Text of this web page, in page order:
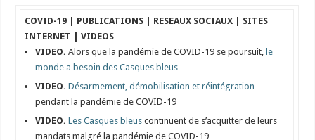
COVID-19 | PUBLICATIONS | RESEAUX SOCIAUX | SITES
INTERNET | VIDEOS
VIDEO. Alors que la pandémie de COVID-19 se poursuit, le
monde a besoin des Casques bleus
VIDEO. Désarmement, démobilisation et réintégration
pendant la pandémie de COVID-19
VIDEO. Les Casques bleuscontinuent de s’acquitter de leurs
mandats malgré la pandémie de COVID-19